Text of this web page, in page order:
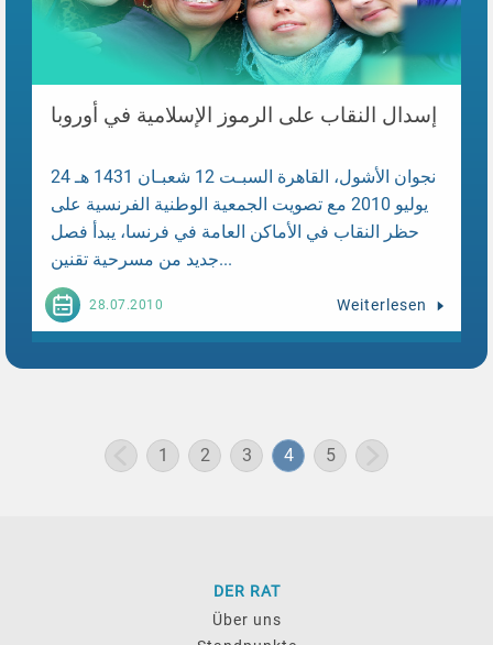
إسدال النقاب على الرموز الإسلامية في أوروبا
نجوان الأشول، القاهرة السبـت 12 شعبـان 1431 هـ 24
يوليو 2010 مع تصويت الجمعية الوطنية الفرنسية على
حظر النقاب في الأماكن العامة في فرنسا، يبدأ فصل
جديد من مسرحية تقنين...
28.07.2010 Weiterlesen
1 2 3 4 5
DER RAT
Über uns